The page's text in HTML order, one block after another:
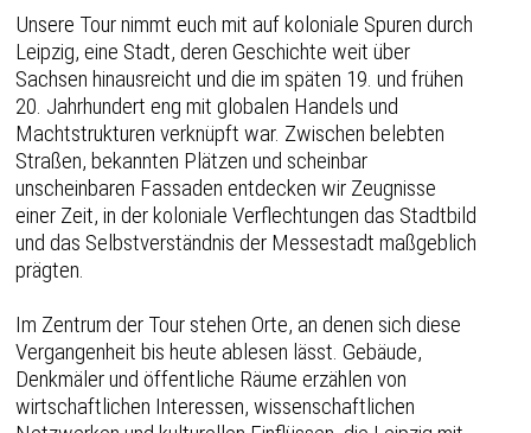
Unsere Tour nimmt euch mit auf koloniale Spuren durch
Leipzig, eine Stadt, deren Geschichte weit über
Sachsen hinausreicht und die im späten 19. und frühen
20. Jahrhundert eng mit globalen Handels und
Machtstrukturen verknüpft war. Zwischen belebten
Straßen, bekannten Plätzen und scheinbar
unscheinbaren Fassaden entdecken wir Zeugnisse
einer Zeit, in der koloniale Verflechtungen das Stadtbild
und das Selbstverständnis der Messestadt maßgeblich
prägten.
Im Zentrum der Tour stehen Orte, an denen sich diese
Vergangenheit bis heute ablesen lässt. Gebäude,
Denkmäler und öffentliche Räume erzählen von
wirtschaftlichen Interessen, wissenschaftlichen